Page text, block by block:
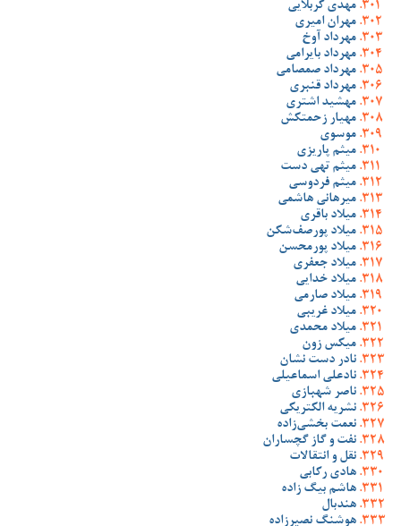
مهدی کربلایی
مهران امیری
مهرداد آوخ
مهرداد بایرامی
مهرداد صمصامی
مهرداد قنبری
مهشید اشتری
مهیار زحمتکش
موسوی
میثم پاریزی
میثم تهی دست
میثم فردوسی
میرهانی هاشمی
میلاد باقری
میلاد پورصف‌شکن
میلاد پورمحسن
میلاد جعفری
میلاد خدایی
میلاد صارمی
میلاد غریبی
میلاد محمدی
میکس زون
نادر دست نشان
نادعلی اسماعیلی
ناصر شهبازی
نشریه الکتریکی
نعمت بخشی‌زاده
نفت و گاز گچساران
نقل و انتقالات
هادی رکابی
هاشم بیگ زاده
هندبال
هوشنگ نصیرزاده